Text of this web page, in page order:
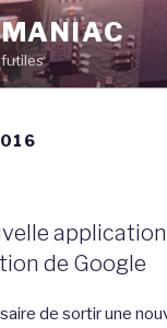
de Google
de sortir une